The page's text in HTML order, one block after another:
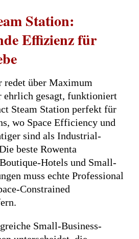
Station:
Effizienz für
redet über Maximum
ehrlich gesagt, funktioniert
Steam Station perfekt für
wo Space Efficiency und
sind als Industrial-
beste Rowenta
Hotels und Small-
muss echte Professional
Constrained
Small-Business-